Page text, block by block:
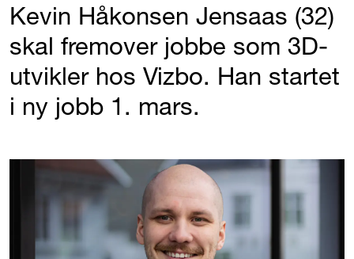
Kevin Håkonsen Jensaas (32)
skal fremover jobbe som 3D-
utvikler hos Vizbo. Han startet
i ny jobb 1. mars.